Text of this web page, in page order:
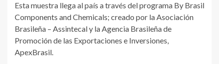
Esta muestra llega al país a través del programa By Brasil
Components and Chemicals; creado por la Asociación
Brasileña – Assintecal y la Agencia Brasileña de
Promoción de las Exportaciones e Inversiones,
ApexBrasil.